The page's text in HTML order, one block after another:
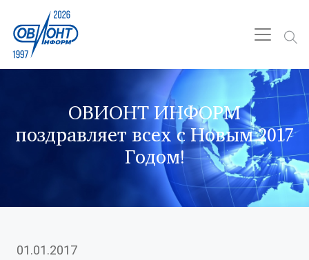
ОВИОНТ ИНФОРМ
поздравляет всех с Новым 2017
Годом!
01.01.2017